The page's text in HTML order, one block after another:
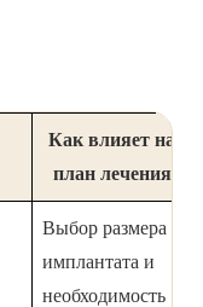
Как влияет на
план лечения
Выбор размера
имплантата и
необходимость